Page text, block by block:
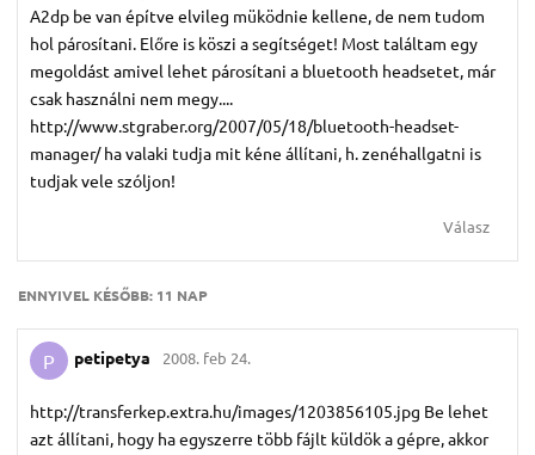
A2dp be van építve elvileg müködnie kellene, de nem tudom
hol párosítani. Előre is köszi a segítséget! Most találtam egy
megoldást amivel lehet párosítani a bluetooth headsetet, már
csak használni nem megy....
http://www.stgraber.org/2007/05/18/bluetooth-headset-
manager/ ha valaki tudja mit kéne állítani, h. zenéhallgatni is
tudjak vele szóljon!
Válasz
ENNYIVEL KÉSŐBB: 11 NAP
P petipetya 2008. feb 24.
http://transferkep.extra.hu/images/1203856105.jpg Be lehet
azt állítani, hogy ha egyszerre több fájlt küldök a gépre, akkor